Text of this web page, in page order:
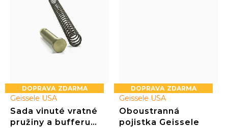
ZDARMA
Geissele USA
Sada vinuté vratné
pružiny a bufferu
ZDARMA
Geissele USA
Oboustranná
pojistka Geissele